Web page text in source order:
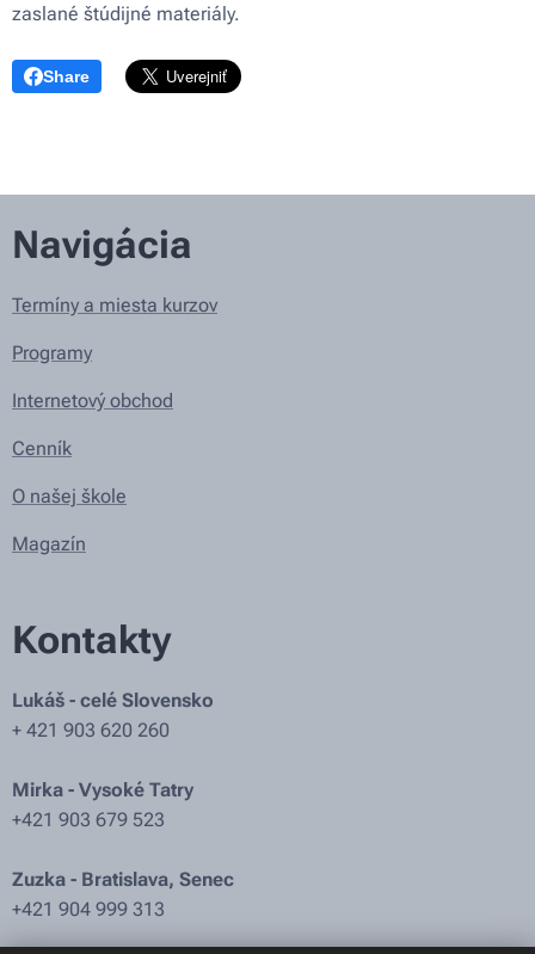
zaslané štúdijné materiály.
Share
Navigácia
Termíny a miesta kurzov
Programy
Internetový obchod
Cenník
O našej škole
Magazín
Kontakty
Lukáš - celé Slovensko
+ 421 903 620 260
Mirka - Vysoké Tatry
+421 903 679 523
Zuzka - Bratislava, Senec
+421 904 999 313